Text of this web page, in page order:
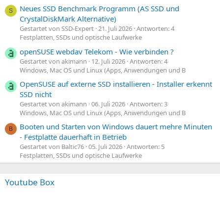
S
Neues SSD Benchmark Programm (AS SSD und
CrystalDiskMark Alternative)
Gestartet von SSD-Expert 21. Juli 2026 Antworten: 4
Festplatten, SSDs und optische Laufwerke
openSUSE webdav Telekom - Wie verbinden ?
Gestartet von akimann 12. Juli 2026 Antworten: 4
Windows, Mac OS und Linux (Apps, Anwendungen und B
OpenSUSE auf externe SSD installieren - Installer erkennt
SSD nicht
Gestartet von akimann 06. Juli 2026 Antworten: 3
Windows, Mac OS und Linux (Apps, Anwendungen und B
B
Booten und Starten von Windows dauert mehre Minuten
- Festplatte dauerhaft in Betrieb
Gestartet von Baltic76 05. Juli 2026 Antworten: 5
Festplatten, SSDs und optische Laufwerke
Youtube Box